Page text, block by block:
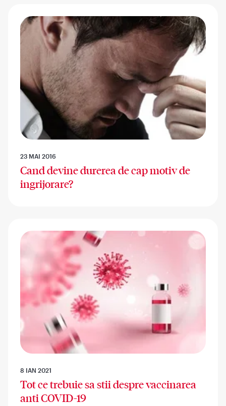
23 MAI 2016
Cand devine durerea de cap motiv de
ingrijorare?
8 IAN 2021
Tot ce trebuie sa stii despre vaccinarea
anti COVID-19